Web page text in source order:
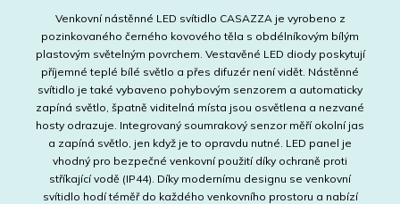
Venkovní nástěnné LED svítidlo CASAZZA je vyrobeno z
pozinkovaného černého kovového těla s obdélníkovým bílým
plastovým světelným povrchem. Vestavěné LED diody poskytují
příjemné teplé bílé světlo a přes difuzér není vidět. Nástěnné
svítidlo je také vybaveno pohybovým senzorem a automaticky
zapíná světlo, špatně viditelná místa jsou osvětlena a nezvané
hosty odrazuje. Integrovaný soumrakový senzor měří okolní jas
a zapíná světlo, jen když je to opravdu nutné. LED panel je
vhodný pro bezpečné venkovní použití díky ochraně proti
stříkající vodě (IP44). Díky modernímu designu se venkovní
svítidlo hodí téměř do každého venkovního prostoru a nabízí